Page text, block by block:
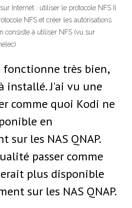
Internet : utiliser le protocole NFS Il
NFS et créer les autorisations
consiste à utiliser NFS (vu sur
fonctionne très bien,
installé. J'ai vu une
comme quoi Kodi ne
en
sur les NAS QNAP.
passer comme
plus disponible
sur les NAS QNAP.